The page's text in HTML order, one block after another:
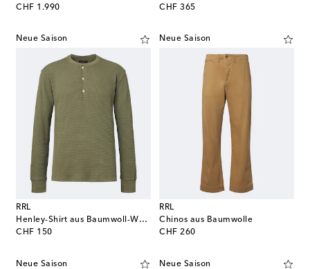
CHF 1.990
original price
CHF 365
original price
Neue Saison
RRL
Henley-Shirt aus Baumwoll-Waffelstrick
CHF 150
original price
Neue Saison
RRL
Chinos aus Baumwolle
CHF 260
original price
Neue Saison Neue Saison